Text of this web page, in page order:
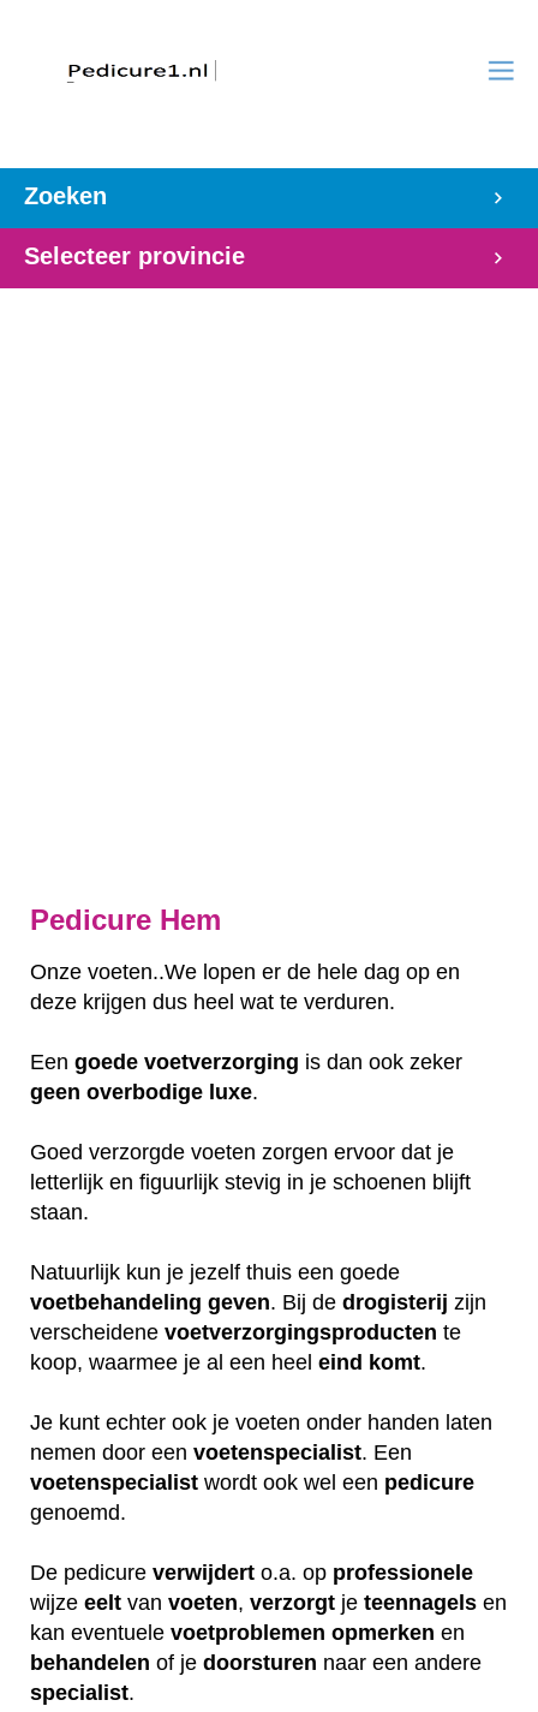
Zoeken
Selecteer provincie
Pedicure Hem
Onze voeten..We lopen er de hele dag op en
deze krijgen dus heel wat te verduren.
Een goede voetverzorging is dan ook zeker
geen overbodige luxe.
Goed verzorgde voeten zorgen ervoor dat je
letterlijk en figuurlijk stevig in je schoenen blijft
staan.
Natuurlijk kun je jezelf thuis een goede
voetbehandeling geven. Bij de drogisterij zijn
verscheidene voetverzorgingsproducten te
koop, waarmee je al een heel eind komt.
Je kunt echter ook je voeten onder handen laten
nemen door een voetenspecialist. Een
voetenspecialist wordt ook wel een pedicure
genoemd.
De pedicure verwijdert o.a. op professionele
wijze eelt van voeten, verzorgt je teennagels en
kan eventuele voetproblemen opmerken en
behandelen of je doorsturen naar een andere
specialist.